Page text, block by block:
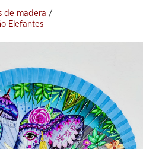
de madera /
Elefantes